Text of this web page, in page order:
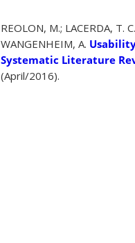
REOLON, M.; LACERDA, T.
WANGENHEIM, A.
Systematic Literature
(April/2016).